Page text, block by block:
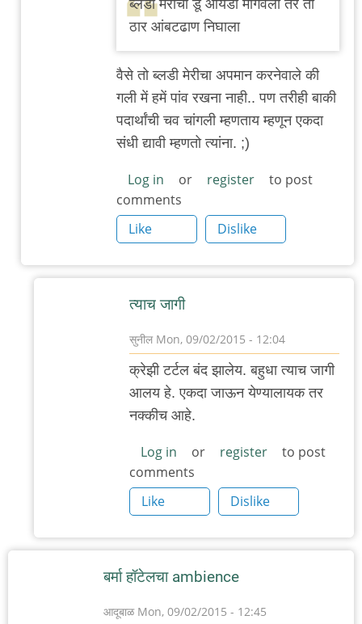
बँग्कॉक
स्ट्रीट
by
सुनील
ब्लडी मेरीचा डू आयडी मागवला तर तो
ठार आंबटढाण निघाला
वैसे तो ब्लडी मेरीचा अपमान करनेवाले की
गली में हमें पांव रखना नाही.. पण तरीही बाकी
पदार्थांची चव चांगली म्हणताय म्हणून एकदा
संधी द्यावी म्हणतो त्यांना. ;)
Log in or register
to post
comments
Like
Dislike
त्याच जागी
सुनील Mon, 09/02/2015 - 12:04
In
reply
आहे
हो
हे?
क्रेझी
by
क्रेझी टर्टल बंद झालेय. बहुधा त्याच जागी
आलय हे. एकदा जाऊन येण्यालायक तर
नक्कीच आहे.
Log in or register
to post
comments
Like
Dislike
बर्मा हॉटेलचा ambience
आदूबाळMon, 09/02/2015 - 12:45